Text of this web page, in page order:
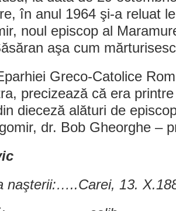
în anul 1964 şi-a reluat
noul episcop al
aşa cum
Greco-Catolice
precizează că era
dieceză alături de
dr. Bob Gheorghe –
naşterii:…..Carei, 13.